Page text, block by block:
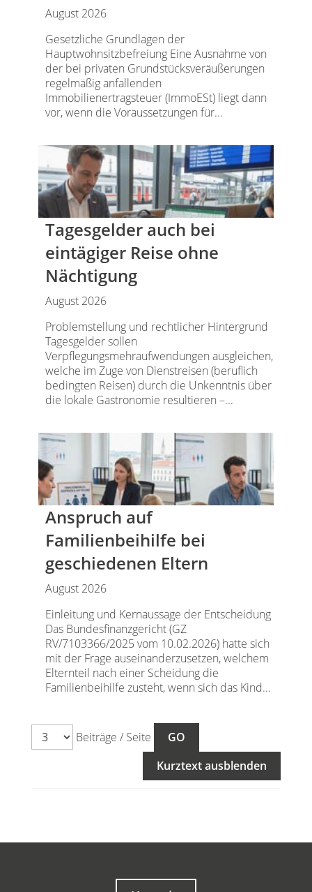
August 2026
Gesetzliche Grundlagen der
Hauptwohnsitzbefreiung Eine Ausnahme von
der bei privaten Grundstücksveräußerungen
regelmäßig anfallenden
Immobilienertragsteuer (ImmoESt) liegt dann
vor, wenn die Voraussetzungen für...
Tagesgelder auch bei
eintägiger Reise ohne
Nächtigung
August 2026
Problemstellung und rechtlicher Hintergrund
Tagesgelder sollen
Verpflegungsmehraufwendungen ausgleichen,
welche im Zuge von Dienstreisen (beruflich
bedingten Reisen) durch die Unkenntnis über
die lokale Gastronomie resultieren –...
Anspruch auf
Familienbeihilfe bei
geschiedenen Eltern
August 2026
Einleitung und Kernaussage der Entscheidung
Das Bundesfinanzgericht (GZ
RV/7103366/2025 vom 10.02.2026) hatte sich
mit der Frage auseinanderzusetzen, welchem
Elternteil nach einer Scheidung die
Familienbeihilfe zusteht, wenn sich das Kind...
Beiträge / Seite
Kurztext ausblenden